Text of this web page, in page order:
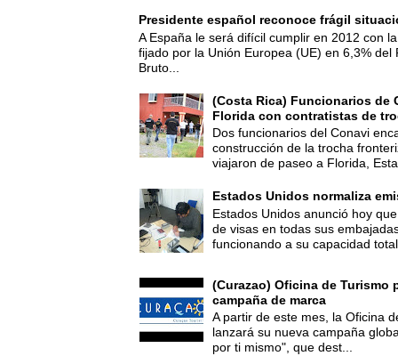
Presidente español reconoce frágil
A España le será difícil cumplir en 2012 con
fijado por la Unión Europea (UE) en 6,3% del
Bruto...
(Costa Rica) Funcionarios de
Florida con contratistas de
Dos funcionarios del Conavi
construcción de la trocha
viajaron de paseo a Florida,
Estados Unidos normaliza
Estados Unidos anunció hoy
de visas en todas sus
funcionando a su capacidad
(Curazao) Oficina de Turismo
campaña de marca
A partir de este mes, la Oficina
lanzará su nueva campaña
por ti mismo", que dest...